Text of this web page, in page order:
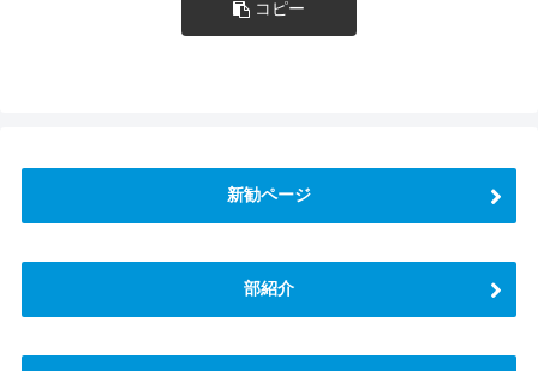
コピー
新勧ページ
部紹介